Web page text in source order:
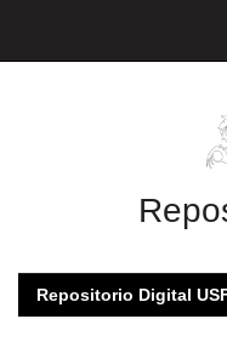
Repositorio Digital